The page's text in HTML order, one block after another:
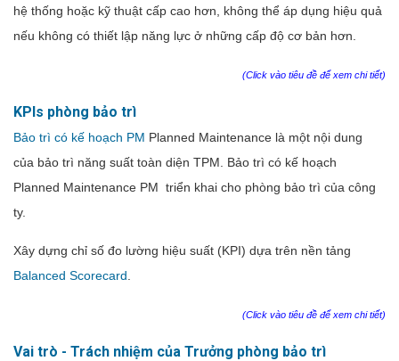
hệ thống hoặc kỹ thuật cấp cao hơn, không thể áp dụng hiệu quả
nếu không có thiết lập năng lực ở những cấp độ cơ bản hơn.
(Click vào tiêu đề để xem chi tiết)
KPIs phòng bảo trì
Bảo trì có kế hoạch PM Planned Maintenance là một nội dung
của bảo trì năng suất toàn diện TPM. Bảo trì có kế hoạch
Planned Maintenance PM triển khai cho phòng bảo trì của công
ty.
Xây dựng chỉ số đo lường hiệu suất (KPI) dựa trên nền tảng
Balanced Scorecard
(Click vào tiêu đề để xem chi tiết)
Vai trò - Trách nhiệm của Trưởng phòng bảo trì